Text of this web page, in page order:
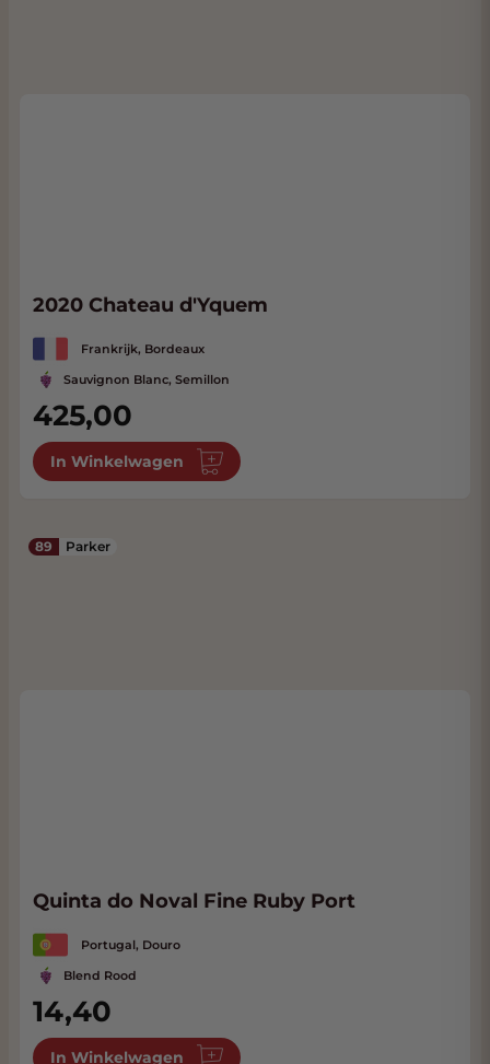
2020 Chateau d'Yquem
Frankrijk, Bordeaux
Sauvignon Blanc, Semillon
425,00
In Winkelwagen
89 Parker
Quinta do Noval Fine Ruby Port
Portugal, Douro
Blend Rood
14,40
In Winkelwagen